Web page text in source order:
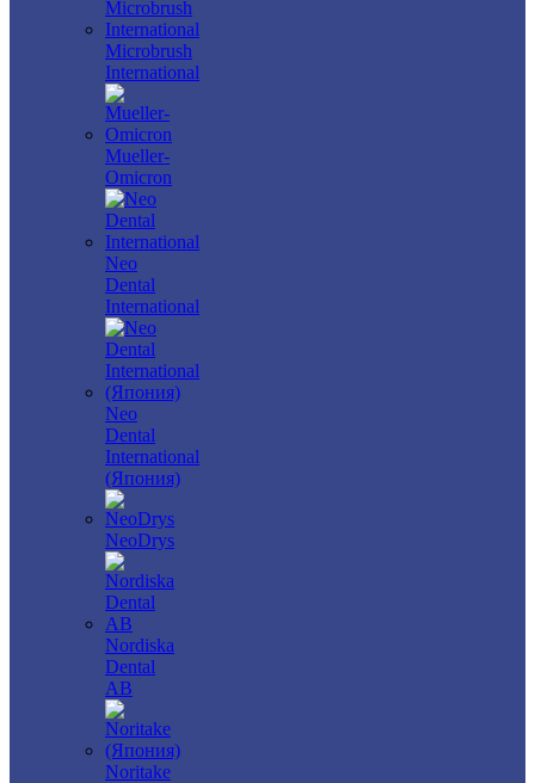
Microbrush
International
Mueller-
Omicron
Neo
Dental
International
Neo
Dental
International
(Япония)
NeoDrys
Nordiska
Dental
AB
Noritake